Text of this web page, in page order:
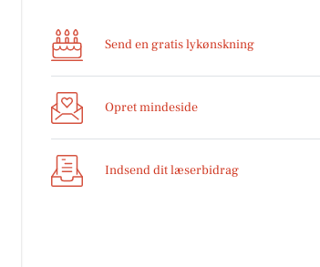
Send en gratis lykønskning
Opret mindeside
Indsend dit læserbidrag